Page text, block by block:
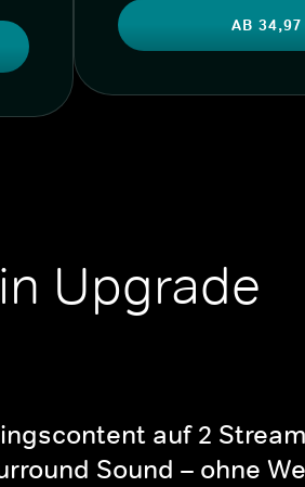
AB
Upgrade
auf 2
Sound – ohne